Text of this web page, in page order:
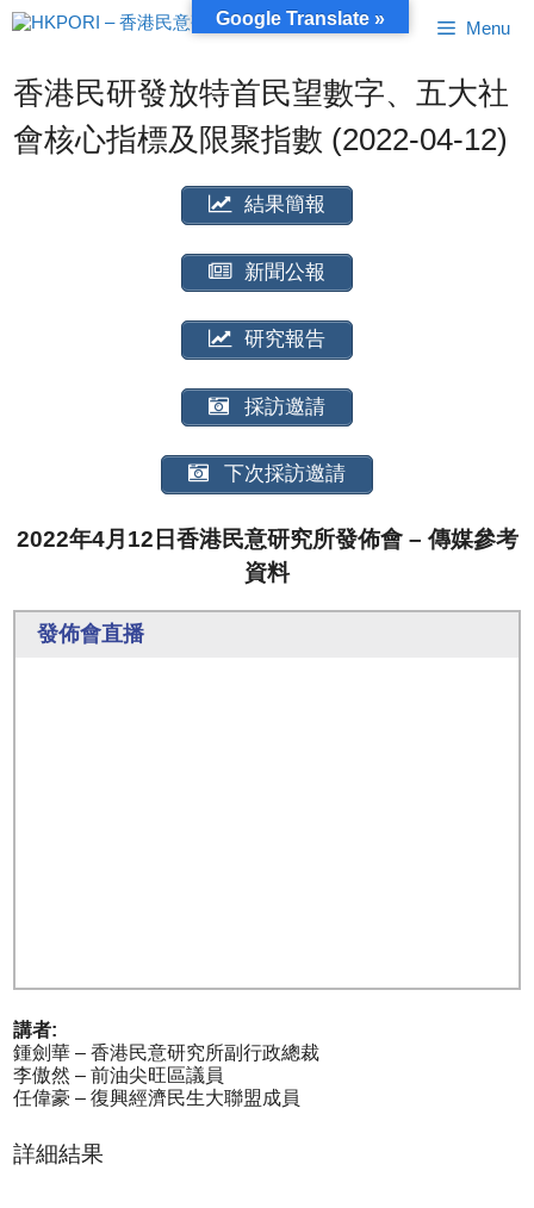
跳
至
容
Menu
香港民研發放特首民望數字、五大社
會核心指標及限聚指數 (2022-04-12)
結果簡報
新聞公報
研究報告
採訪邀請
下次採訪邀請
2022年4月12日香港民意研究所發佈會 – 傳媒參考
資料
發佈會直播
講者:
鍾劍華 – 香港民意研究所副行政總裁
李傲然 – 前油尖旺區議員
任偉豪 – 復興經濟民生大聯盟成員
詳細結果
Google Translate »